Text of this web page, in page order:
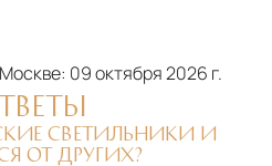
09 октября 2026 г.
СВЕТИЛЬНИКИ И
ОТ ДРУГИХ?